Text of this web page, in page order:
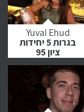
Yuval Ehud
בגרות 5 יחידות
ציון 95
לחץ לצפייה
בהמלצה